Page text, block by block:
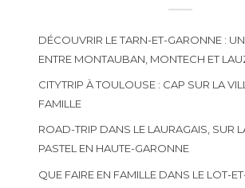
DÉCOUVRIR LE TARN-ET-GARONNE :
ENTRE MONTAUBAN, MONTECH ET
CITYTRIP À TOULOUSE : CAP SUR LA
FAMILLE
ROAD-TRIP DANS LE LAURAGAIS, SUR
PASTEL EN HAUTE-GARONNE
QUE FAIRE EN FAMILLE DANS LE LOT-